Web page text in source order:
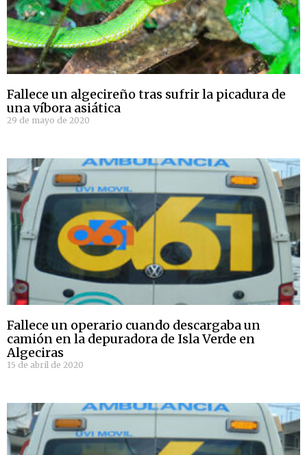
Fallece un algecireño tras sufrir la picadura de
una víbora asiática
29 de mayo de 2020
Fallece un operario cuando descargaba un
camión en la depuradora de Isla Verde en
Algeciras
15 de abril de 2020